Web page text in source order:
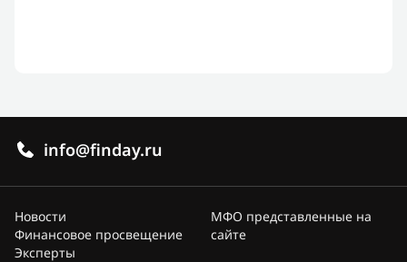
info@finday.ru
Новости
Финансовое просвещение
Эксперты
МФО представленные на
сайте